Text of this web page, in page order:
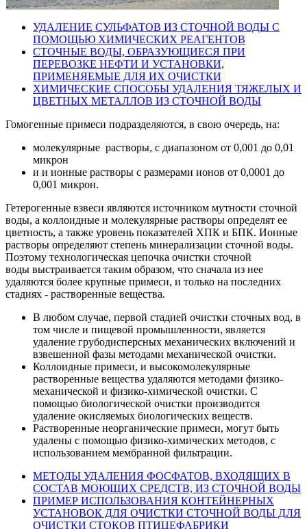
УДАЛЕНИЕ СУЛЬФАТОВ ИЗ СТОЧНОЙ ВОДЫ С
ПОМОЩЬЮ ХИМИЧЕСКИХ РЕАГЕНТОВ
СТОЧНЫЕ ВОДЫ, ОБРАЗУЮЩИЕСЯ ПРИ
ПЕРЕВОЗКЕ НЕФТИ И УСТАНОВКИ,
ПРИМЕНЯЕМЫЕ ДЛЯ ИХ ОЧИСТКИ
ХИМИЧЕСКИЕ СПОСОБЫ УДАЛЕНИЯ ТЯЖЕЛЫХ И
ЦВЕТНЫХ МЕТАЛЛОВ ИЗ СТОЧНОЙ ВОДЫ
Гомогенные примеси подразделяются, в свою очередь, на:
молекулярные растворы, с диапазоном от 0,001 до 0,01
микрон
и и ионные растворы с размерами ионов от 0,0001 до
0,001 микрон.
Гетерогенные взвеси являются источником мутности сточной
воды, а коллоидные и молекулярные растворы определят ее
цветность, а также уровень показателей ХПК и БПК. Ионные
растворы определяют степень минерализации сточной воды.
Поэтому технологическая цепочка очистки сточной
воды выстраивается таким образом, что сначала из нее
удаляются более крупные примеси, и только на последних
стадиях - растворенные вещества.
В любом случае, первой стадией очистки сточных вод, в
том числе и пищевой промышленности, является
удаление грубодисперсных механических включений и
взвешенной фазы методами механической очистки.
Коллоидные примеси, и высокомолекулярные
растворенные вещества удаляются методами физико-
механической и физико-химической очистки. С
помощью биологической очистки производится
удаление окисляемых биологических веществ.
Растворенные неорганические примеси, могут быть
удалены с помощью физико-химических методов, с
использованием мембранной фильтрации.
МЕТОДЫ УДАЛЕНИЯ ФОСФАТОВ, ВХОДЯЩИХ В
СОСТАВ МОЮЩИХ СРЕДСТВ, ИЗ СТОЧНОЙ ВОДЫ
ПРИМЕР ИСПОЛЬЗОВАНИЯ КОНТЕЙНЕРНЫХ
УСТАНОВОК ДЛЯ ОЧИСТКИ СТОЧНОЙ ВОДЫ ДЛЯ
ОЧИСТКИ СТОКОВ ПТИЦЕФАБРИКИ